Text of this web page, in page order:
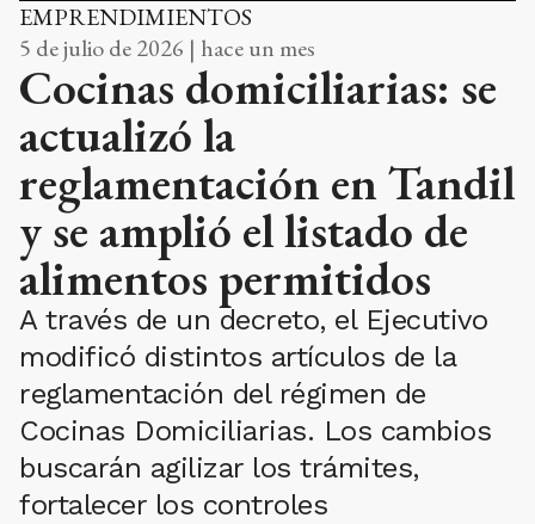
EMPRENDIMIENTOS
5 de julio de 2026 | hace un mes
Cocinas domiciliarias: se
actualizó la
reglamentación en Tandil
y se amplió el listado de
alimentos permitidos
A través de un decreto, el Ejecutivo
modificó distintos artículos de la
reglamentación del régimen de
Cocinas Domiciliarias. Los cambios
buscarán agilizar los trámites,
fortalecer los controles